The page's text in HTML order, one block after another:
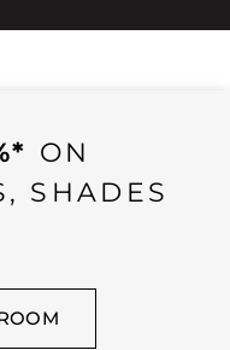
ON
SHADES